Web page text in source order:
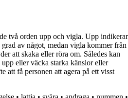
två orden upp och vigla. Upp indikerar
av något, medan vigla kommer från
att skaka eller röra om. Således kan
eller väcka starka känslor eller
att få personen att agera på ett visst